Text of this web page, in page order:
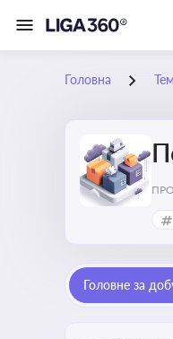
Головна
Головне за